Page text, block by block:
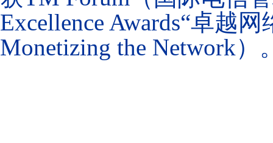
Excellence Awards“卓越
Monetizing the Network）